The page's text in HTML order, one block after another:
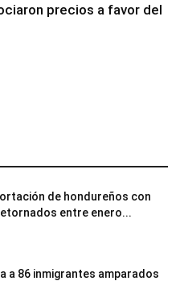
precios a favor del
de hondureños con
entre enero...
a 86 inmigrantes amparados